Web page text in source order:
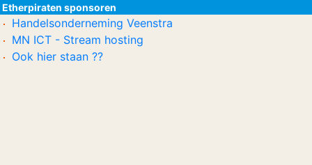
Etherpiraten sponsoren
Handelsonderneming Veenstra
MN ICT - Stream hosting
Ook hier staan ??